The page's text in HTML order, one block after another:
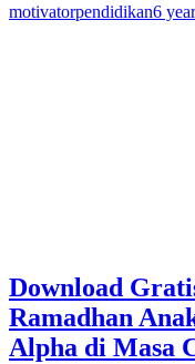
motivatorpendidikan6
Download
Ramadhan
Alpha di Masa